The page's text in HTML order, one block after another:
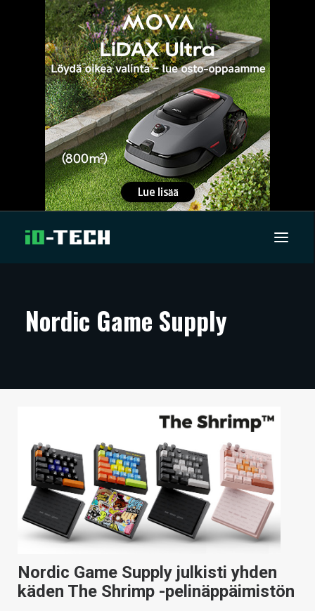
ARTIKKELIT
TECHBBS
HINTA.FI
KAUPPA
VAIHDA TEEMA
HAKU
Nordic Game Supply
Nordic Game Supply julkisti yhden
käden The Shrimp -pelinäppäimistön